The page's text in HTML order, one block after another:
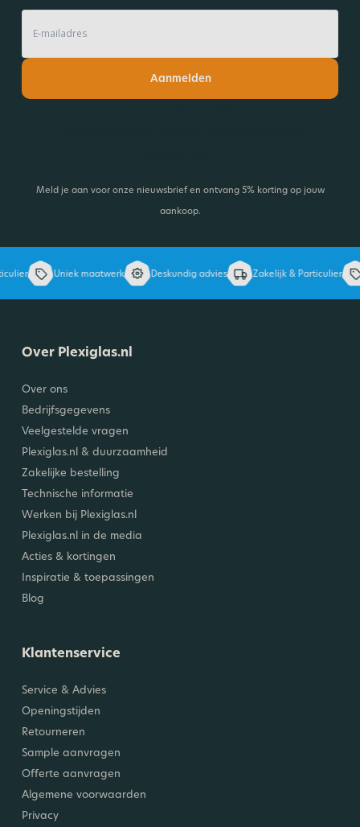
Aanmelden
Meld je aan voor onze nieuwsbrief en ontvang 5% korting op jouw
aankoop.
Uniek maatwerk Deskundig advies Zakelijk & Particulier
Over Plexiglas.nl
Over ons
Bedrijfsgegevens
Veelgestelde vragen
Plexiglas.nl & duurzaamheid
Zakelijke bestelling
Technische informatie
Werken bij Plexiglas.nl
Plexiglas.nl in de media
Acties & kortingen
Inspiratie & toepassingen
Blog
Klantenservice
Service & Advies
Openingstijden
Retourneren
Sample aanvragen
Offerte aanvragen
Algemene voorwaarden
Privacy